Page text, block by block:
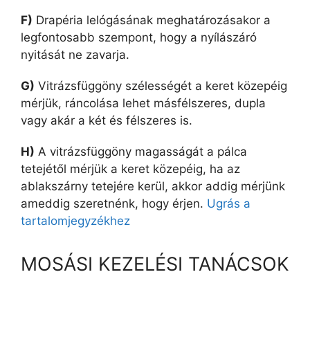
F) Drapéria lelógásának meghatározásakor a
legfontosabb szempont, hogy a nyílászáró
nyitását ne zavarja.
G) Vitrázsfüggöny szélességét a keret közepéig
mérjük, ráncolása lehet másfélszeres, dupla
vagy akár a két és félszeres is.
H) A vitrázsfüggöny magasságát a pálca
tetejétől mérjük a keret közepéig, ha az
ablakszárny tetejére kerül, akkor addig mérjünk
ameddig szeretnénk, hogy érjen. Ugrás a
tartalomjegyzékhez
MOSÁSI KEZELÉSI TANÁCSOK